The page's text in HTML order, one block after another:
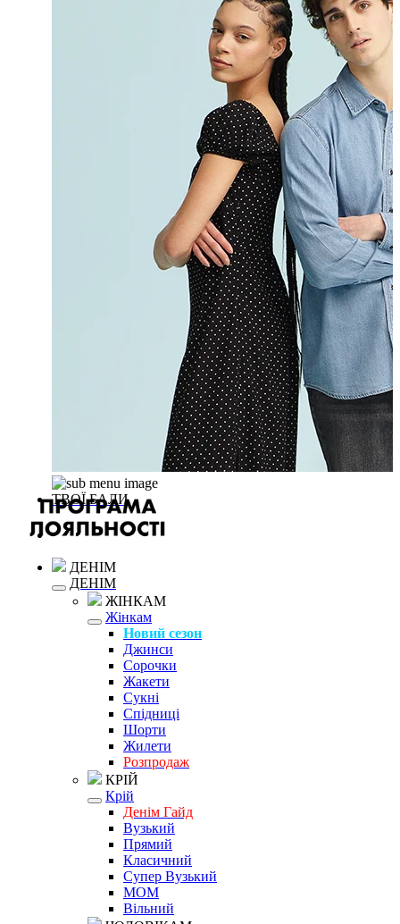
ТВОЇ БАЛИ
ДЕНІМ
ДЕНІМ
ЖІНКАМ
Жінкам
Новий сезон
Джинси
Сорочки
Жакети
Сукні
Спідниці
Шорти
Жилети
Розпродаж
КРІЙ
Крій
Денім Гайд
Вузький
Прямий
Класичний
Супер Вузький
MOM
Вільний